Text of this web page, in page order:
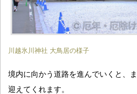
川越氷川神社 大鳥居の様子
境内に向かう道路を進んでいくと、
迎えてくれます。